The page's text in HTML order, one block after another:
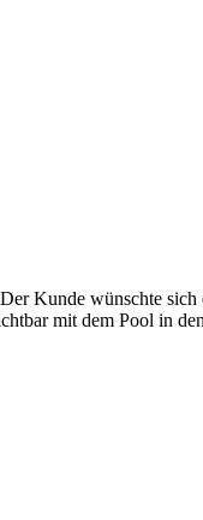
Kunde wünschte
mit dem Pool in